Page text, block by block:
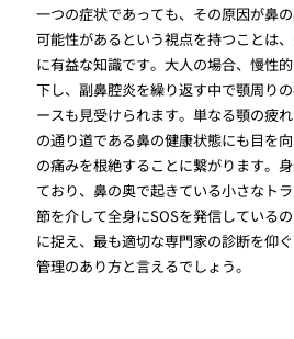
一つの症状であっても、その原因が鼻
可能性があるという視点を持つことは
に有益な知識です。大人の場合、慢性
下し、副鼻腔炎を繰り返す中で顎周り
ースも見受けられます。単なる顎の疲
の通り道である鼻の健康状態にも目を
の痛みを根絶することに繋がります。
ており、鼻の奥で起きている小さなト
節を介して全身にSOSを発信している
に捉え、最も適切な専門家の診断を仰
管理のあり方と言えるでしょう。